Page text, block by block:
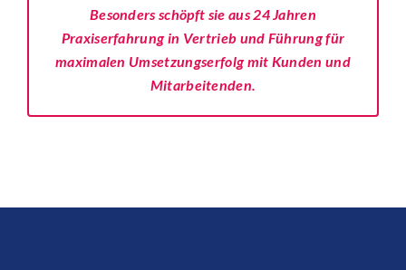
Besonders schöpft sie aus 24 Jahren
Praxiserfahrung in Vertrieb und Führung für
maximalen Umsetzungserfolg mit Kunden und
Mitarbeitenden.